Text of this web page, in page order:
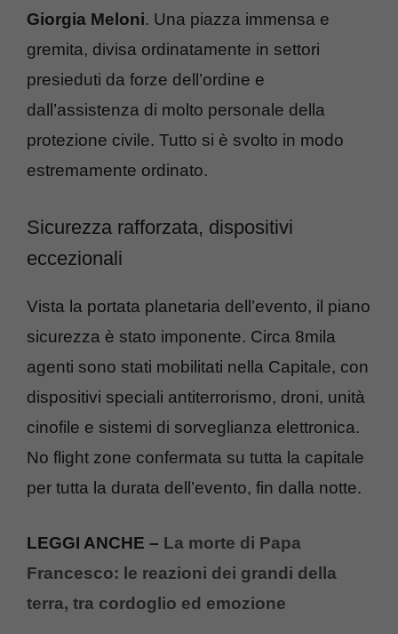
Giorgia Meloni. Una piazza immensa e
gremita, divisa ordinatamente in settori
presieduti da forze dell’ordine e
dall’assistenza di molto personale della
protezione civile. Tutto si è svolto in modo
estremamente ordinato.
Sicurezza rafforzata, dispositivi
eccezionali
Vista la portata planetaria dell’evento, il piano
sicurezza è stato imponente. Circa 8mila
agenti sono stati mobilitati nella Capitale, con
dispositivi speciali antiterrorismo, droni, unità
cinofile e sistemi di sorveglianza elettronica.
No flight zone confermata su tutta la capitale
per tutta la durata dell’evento, fin dalla notte.
LEGGI ANCHE – La morte di Papa
Francesco: le reazioni dei grandi della
terra, tra cordoglio ed emozione